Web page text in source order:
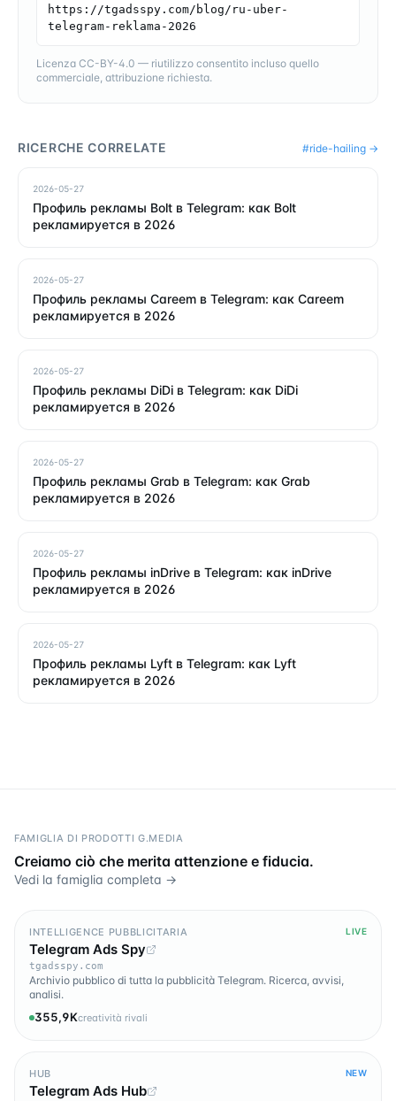
https://tgadsspy.com/blog/ru-uber-
telegram-reklama-2026
Licenza CC-BY-4.0 — riutilizzo consentito incluso quello
commerciale, attribuzione richiesta.
RICERCHE CORRELATE #ride-hailing →
2026-05-27
Профиль рекламы Bolt в Telegram: как Bolt
рекламируется в 2026
2026-05-27
Профиль рекламы Careem в Telegram: как Careem
рекламируется в 2026
2026-05-27
Профиль рекламы DiDi в Telegram: как DiDi
рекламируется в 2026
2026-05-27
Профиль рекламы Grab в Telegram: как Grab
рекламируется в 2026
2026-05-27
Профиль рекламы inDrive в Telegram: как inDrive
рекламируется в 2026
2026-05-27
Профиль рекламы Lyft в Telegram: как Lyft
рекламируется в 2026
FAMIGLIA DI PRODOTTI G.MEDIA
Creiamo ciò che merita attenzione e fiducia.
Vedi la famiglia completa →
INTELLIGENCE PUBBLICITARIA LIVE
Telegram Ads Spy
tgadsspy.com
Archivio pubblico di tutta la pubblicità Telegram. Ricerca, avvisi,
analisi.
355,9Kcreatività rivali
HUB NEW
Telegram Ads Hub